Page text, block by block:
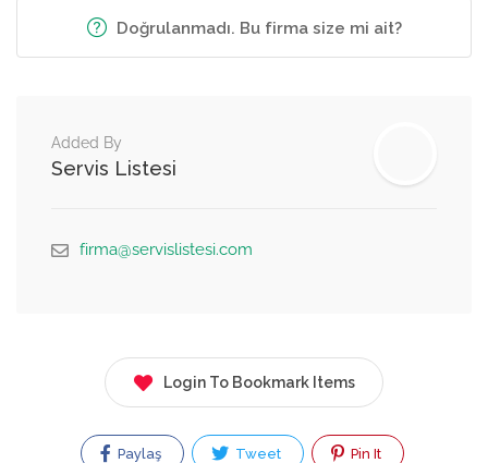
Doğrulanmadı. Bu firma size mi ait?
Added By
Servis Listesi
firma@servislistesi.com
Login To Bookmark Items
Paylaş Tweet Pin It